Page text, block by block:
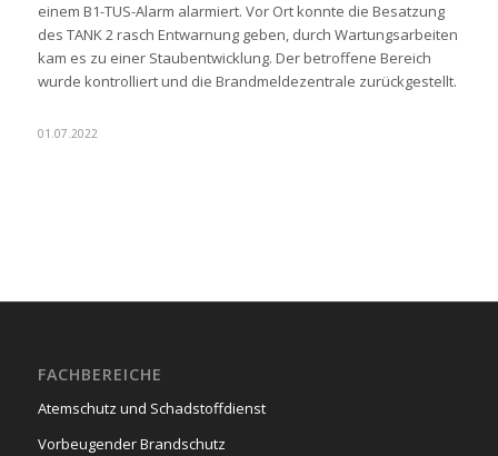
einem B1-TUS-Alarm alarmiert. Vor Ort konnte die Besatzung
des TANK 2 rasch Entwarnung geben, durch Wartungsarbeiten
kam es zu einer Staubentwicklung. Der betroffene Bereich
wurde kontrolliert und die Brandmeldezentrale zurückgestellt.
01.07.2022
FACHBEREICHE
Atemschutz und Schadstoffdienst
Vorbeugender Brandschutz